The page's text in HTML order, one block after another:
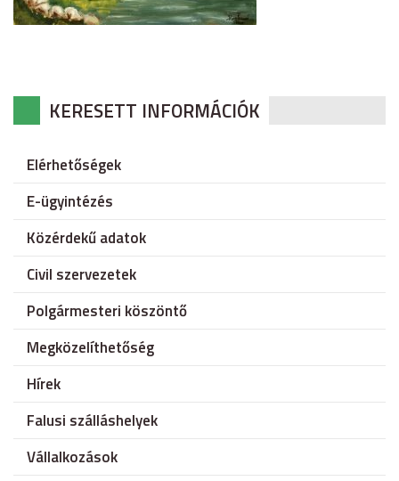
KERESETT INFORMÁCIÓK
Elérhetőségek
E-ügyintézés
Közérdekű adatok
Civil szervezetek
Polgármesteri köszöntő
Megközelíthetőség
Hírek
Falusi szálláshelyek
Vállalkozások